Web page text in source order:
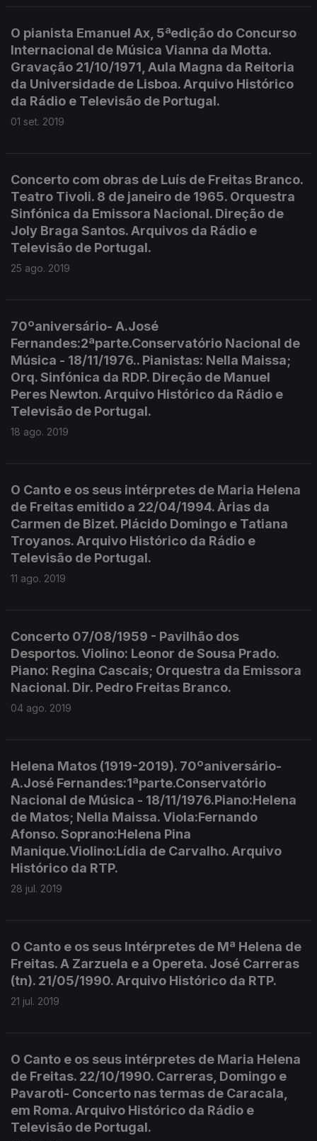
O pianista Emanuel Ax, 5ªedição do Concurso
Internacional de Música Vianna da Motta.
Gravação 21/10/1971, Aula Magna da Reitoria
da Universidade de Lisboa. Arquivo Histórico
da Rádio e Televisão de Portugal.
01 set. 2019
Concerto com obras de Luís de Freitas Branco.
Teatro Tivoli. 8 de janeiro de 1965. Orquestra
Sinfónica da Emissora Nacional. Direção de
Joly Braga Santos. Arquivos da Rádio e
Televisão de Portugal.
25 ago. 2019
70ºaniversário- A.José
Fernandes:2ªparte.Conservatório Nacional de
Música - 18/11/1976.. Pianistas: Nella Maissa;
Orq. Sinfónica da RDP. Direção de Manuel
Peres Newton. Arquivo Histórico da Rádio e
Televisão de Portugal.
18 ago. 2019
O Canto e os seus intérpretes de Maria Helena
de Freitas emitido a 22/04/1994. Àrias da
Carmen de Bizet. Plácido Domingo e Tatiana
Troyanos. Arquivo Histórico da Rádio e
Televisão de Portugal.
11 ago. 2019
Concerto 07/08/1959 - Pavilhão dos
Desportos. Violino: Leonor de Sousa Prado.
Piano: Regina Cascais; Orquestra da Emissora
Nacional. Dir. Pedro Freitas Branco.
04 ago. 2019
Helena Matos (1919-2019). 70ºaniversário-
A.José Fernandes:1ªparte.Conservatório
Nacional de Música - 18/11/1976.Piano:Helena
de Matos; Nella Maissa. Viola:Fernando
Afonso. Soprano:Helena Pina
Manique.Violino:Lídia de Carvalho. Arquivo
Histórico da RTP.
28 jul. 2019
O Canto e os seus Intérpretes de Mª Helena de
Freitas. A Zarzuela e a Opereta. José Carreras
(tn). 21/05/1990. Arquivo Histórico da RTP.
21 jul. 2019
O Canto e os seus intérpretes de Maria Helena
de Freitas. 22/10/1990. Carreras, Domingo e
Pavaroti- Concerto nas termas de Caracala,
em Roma. Arquivo Histórico da Rádio e
Televisão de Portugal.